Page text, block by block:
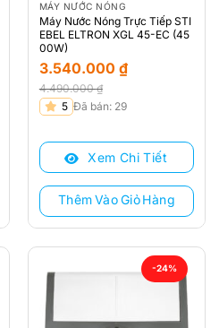
MÁY NƯỚC NÓNG
Máy Nước Nóng Trực Tiếp STI
EBEL ELTRON XGL 45-EC (45
00W)
4.490.000₫
Giá
là:
4.490.000 ₫.
3.540.000 ₫
Giá
tại
3.540.000 ₫.
5 Đã bán: 29
Xem Chi Tiết
Thêm Vào Giỏ Hàng
-24%